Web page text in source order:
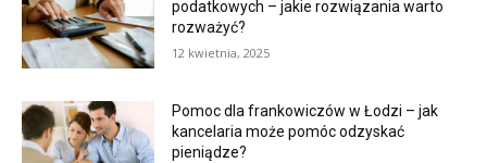
podatkowych – jakie rozwiązania warto
rozważyć?
12 kwietnia, 2025
Pomoc dla frankowiczów w Łodzi – jak
kancelaria może pomóc odzyskać
pieniądze?